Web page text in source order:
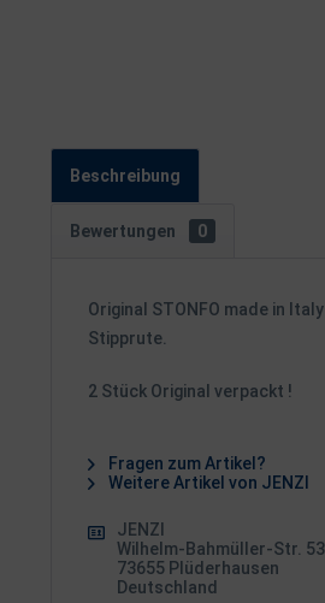
Beschreibung
Bewertungen 0
Original STONFO made in
Stipprute.
2 Stück Original verpackt !
Fragen zum Artikel?
Weitere Artikel von JENZI
JENZI
Wilhelm-Bahmüller-Str. 53
73655 Plüderhausen
Deutschland